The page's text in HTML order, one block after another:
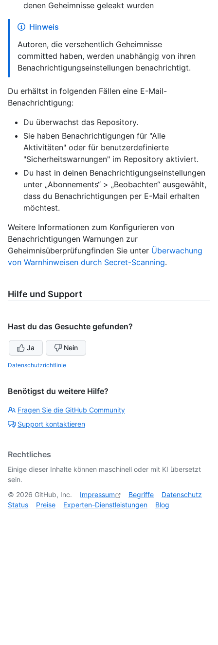
denen Geheimnisse geleakt wurden
Hinweis
Autoren, die versehentlich Geheimnisse
committed haben, werden unabhängig von ihren
Benachrichtigungseinstellungen benachrichtigt.
Du erhältst in folgenden Fällen eine E-Mail-
Benachrichtigung:
Du überwachst das Repository.
Sie haben Benachrichtigungen für "Alle
Aktivitäten" oder für benutzerdefinierte
"Sicherheitswarnungen" im Repository aktiviert.
Du hast in deinen Benachrichtigungseinstellungen
unter „Abonnements“ > „Beobachten“ ausgewählt,
dass du Benachrichtigungen per E-Mail erhalten
möchtest.
Weitere Informationen zum Konfigurieren von
Benachrichtigungen Warnungen zur
Geheimnisüberprüfungfinden Sie unter Überwachung
von Warnhinweisen durch Secret-Scanning.
Hilfe und Support
Hast du das Gesuchte gefunden?
Ja Nein
Datenschutzrichtlinie
Benötigst du weitere Hilfe?
Fragen Sie die GitHub Community
Support kontaktieren
Rechtliches
Einige dieser Inhalte können maschinell oder mit KI übersetzt
sein.
© 2026 GitHub, Inc. Impressum Begriffe
Datenschutz
Status
Preise Experten-Dienstleistungen Blog